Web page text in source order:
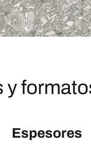
Espesores